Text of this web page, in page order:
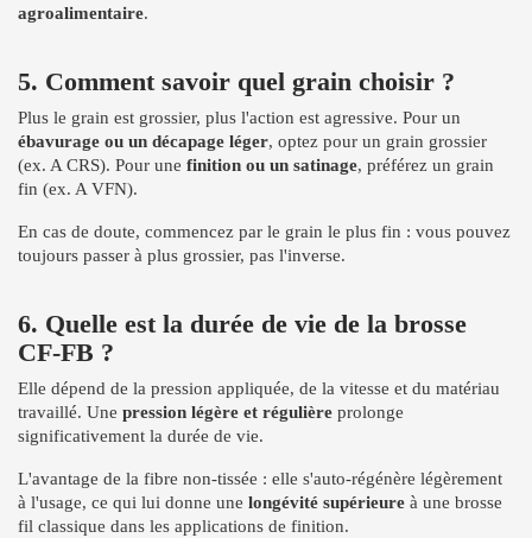
agroalimentaire.
5. Comment savoir quel grain choisir ?
Plus le grain est grossier, plus l'action est agressive. Pour un
ébavurage ou un décapage léger, optez pour un grain grossier
(ex. A CRS). Pour une finition ou un satinage, préférez un grain
fin (ex. A VFN).
En cas de doute, commencez par le grain le plus fin : vous pouvez
toujours passer à plus grossier, pas l'inverse.
6. Quelle est la durée de vie de la brosse
CF-FB ?
Elle dépend de la pression appliquée, de la vitesse et du matériau
travaillé. Une pression légère et régulière prolonge
significativement la durée de vie.
L'avantage de la fibre non-tissée : elle s'auto-régénère légèrement
à l'usage, ce qui lui donne une longévité supérieure à une brosse
fil classique dans les applications de finition.